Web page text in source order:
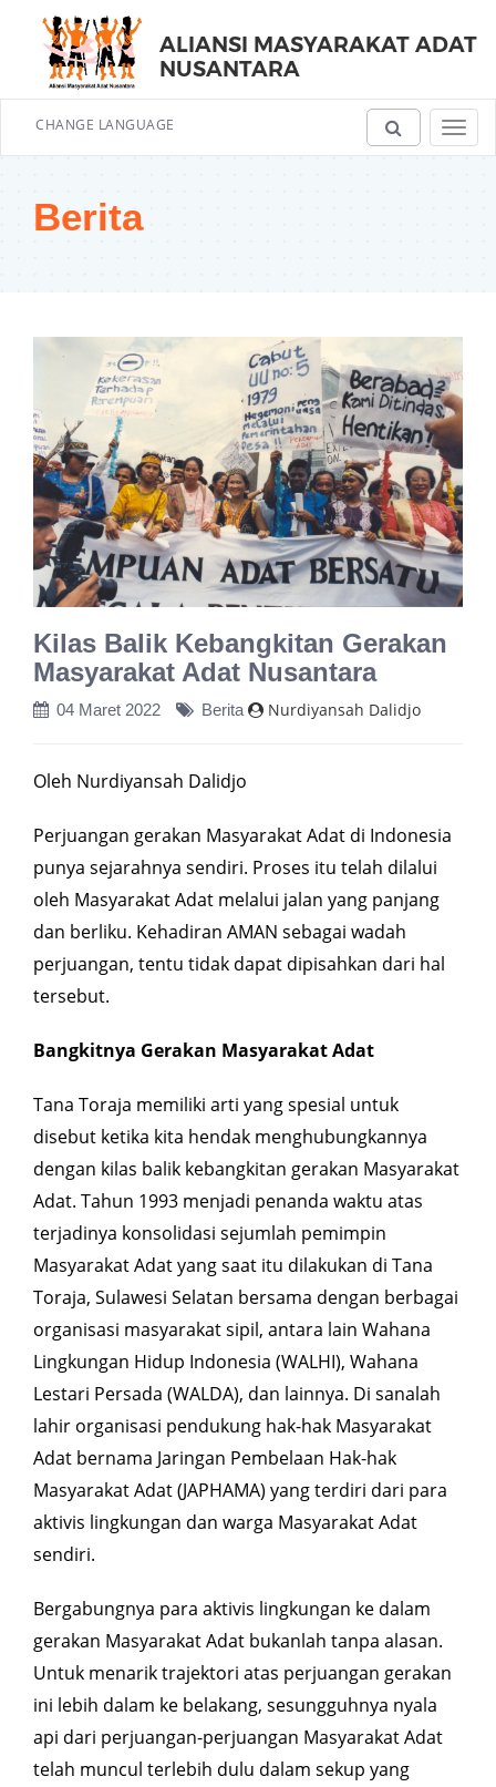
ALIANSI MASYARAKAT ADAT
NUSANTARA
CHANGE LANGUAGE
Berita
Kilas Balik Kebangkitan Gerakan
Masyarakat Adat Nusantara
04 Maret 2022 Berita Nurdiyansah Dalidjo
Oleh Nurdiyansah Dalidjo
Perjuangan gerakan Masyarakat Adat di Indonesia
punya sejarahnya sendiri. Proses itu telah dilalui
oleh Masyarakat Adat melalui jalan yang panjang
dan berliku. Kehadiran AMAN sebagai wadah
perjuangan, tentu tidak dapat dipisahkan dari hal
tersebut.
Bangkitnya Gerakan Masyarakat Adat
Tana Toraja memiliki arti yang spesial untuk
disebut ketika kita hendak menghubungkannya
dengan kilas balik kebangkitan gerakan Masyarakat
Adat. Tahun 1993 menjadi penanda waktu atas
terjadinya konsolidasi sejumlah pemimpin
Masyarakat Adat yang saat itu dilakukan di Tana
Toraja, Sulawesi Selatan bersama dengan berbagai
organisasi masyarakat sipil, antara lain Wahana
Lingkungan Hidup Indonesia (WALHI), Wahana
Lestari Persada (WALDA), dan lainnya. Di sanalah
lahir organisasi pendukung hak-hak Masyarakat
Adat bernama Jaringan Pembelaan Hak-hak
Masyarakat Adat (JAPHAMA) yang terdiri dari para
aktivis lingkungan dan warga Masyarakat Adat
sendiri.
Bergabungnya para aktivis lingkungan ke dalam
gerakan Masyarakat Adat bukanlah tanpa alasan.
Untuk menarik trajektori atas perjuangan gerakan
ini lebih dalam ke belakang, sesungguhnya nyala
api dari perjuangan-perjuangan Masyarakat Adat
telah muncul terlebih dulu dalam sekup yang